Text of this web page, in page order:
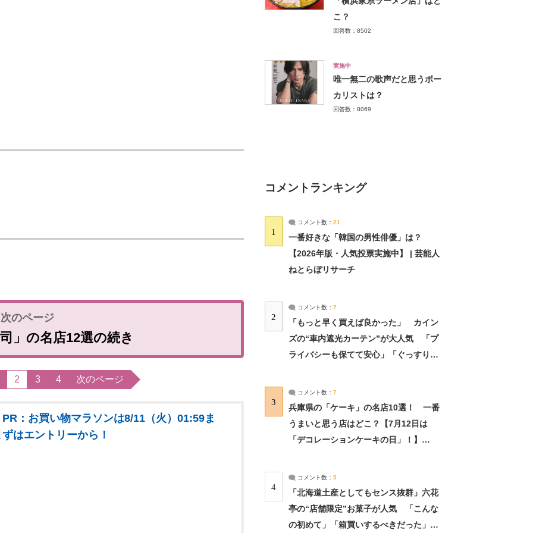
」の名店12選の続き
2 3 4 次のページ
：お買い物マラソンは8/11（火）01:59ま
はエントリーから！
こ？
回答数：8502
実施中
唯一無二の歌声だと思うボー
カリストは？
回答数：8069
コメントランキング
1
コメント数： 21
一番好きな「韓国の男性俳優」は？
【2026年版・人気投票実施中】 | 芸能人
ねとらぼリサーチ
2
コメント数： 7
「もっと早く買えば良かった」 カイン
ズの“車内遮光カーテン”が大人気 「プ
ライバシーも保てて安心」「ぐっすり眠
3
コメント数： 7
兵庫県の「ケーキ」の名店10選！ 一番
うまいと思う店はどこ？【7月12日は
「デコレーションケーキの日」！】
4
コメント数： 5
「北海道土産としてもセンス抜群」六花
亭の“店舗限定”お菓子が人気 「こんな
の初めて」「箱買いするべきだった」